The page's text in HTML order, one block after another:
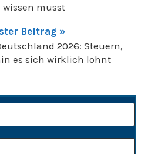
wissen musst
Beitrag »
2026: Steuern,
es sich wirklich lohnt